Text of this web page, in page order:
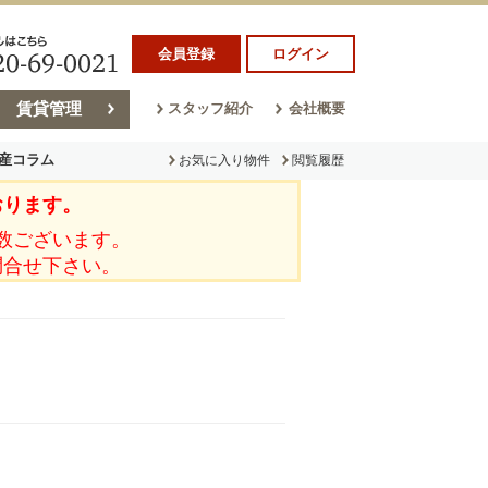
会員登録 ログイン
賃貸管理 スタッフ紹介 会社概要
コラム
ム
お気に入り物件 閲覧履歴
ます。
ざいます。
せ下さい。